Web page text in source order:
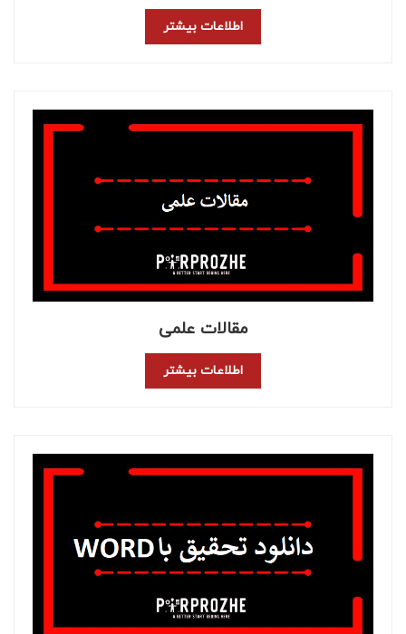
اطلاعات بیشتر
مقالات علمی
اطلاعات بیشتر